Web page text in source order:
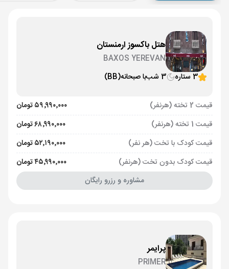
هتل باکسوز ارمنستان
BAXOS YEREVAN
3 ستاره
3 شب با صبحانه(BB)
قیمت 2 تخته (هرنفر)
۵۹٬۹۹۰٬۰۰۰ تومان
قیمت 1 تخته (هرنفر)
۶۸٬۹۹۰٬۰۰۰ تومان
قیمت کودک با تخت (هر نفر)
۵۲٬۱۹۰٬۰۰۰ تومان
قیمت کودک بدون تخت (هرنفر)
۴۵٬۹۹۰٬۰۰۰ تومان
مشاوره و رزرو رایگان
پرایمر
PRIMER